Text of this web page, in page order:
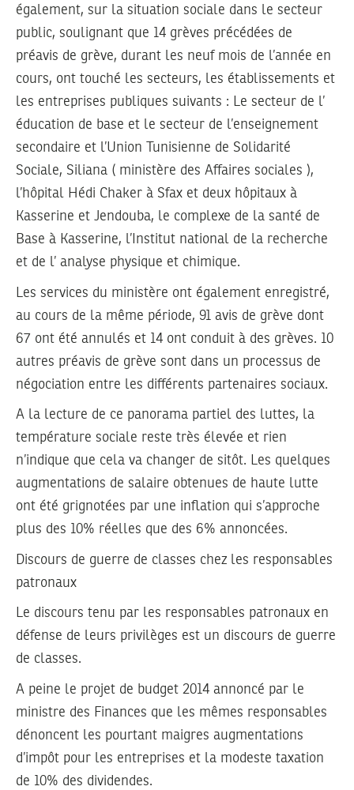
également, sur la situation sociale dans le secteur
public, soulignant que 14 grèves précédées de
préavis de grève, durant les neuf mois de l’année en
cours, ont touché les secteurs, les établissements et
les entreprises publiques suivants : Le secteur de l’
éducation de base et le secteur de l’enseignement
secondaire et l’Union Tunisienne de Solidarité
Sociale, Siliana ( ministère des Affaires sociales ),
l’hôpital Hédi Chaker à Sfax et deux hôpitaux à
Kasserine et Jendouba, le complexe de la santé de
Base à Kasserine, l’Institut national de la recherche
et de l’ analyse physique et chimique.
Les services du ministère ont également enregistré,
au cours de la même période, 91 avis de grève dont
67 ont été annulés et 14 ont conduit à des grèves. 10
autres préavis de grève sont dans un processus de
négociation entre les différents partenaires sociaux.
A la lecture de ce panorama partiel des luttes, la
température sociale reste très élevée et rien
n’indique que cela va changer de sitôt. Les quelques
augmentations de salaire obtenues de haute lutte
ont été grignotées par une inflation qui s’approche
plus des 10% réelles que des 6% annoncées.
Discours de guerre de classes chez les responsables
patronaux
Le discours tenu par les responsables patronaux en
défense de leurs privilèges est un discours de guerre
de classes.
A peine le projet de budget 2014 annoncé par le
ministre des Finances que les mêmes responsables
dénoncent les pourtant maigres augmentations
d’impôt pour les entreprises et la modeste taxation
de 10% des dividendes.